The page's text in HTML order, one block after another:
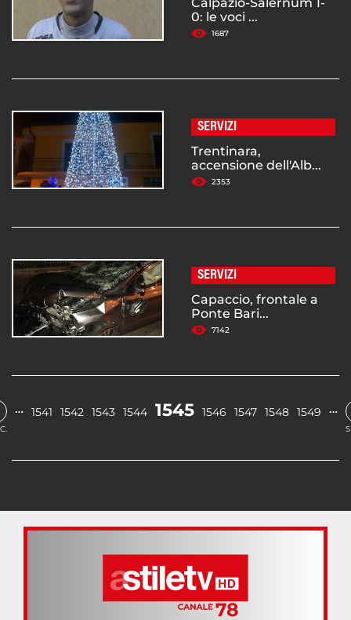
0: le voci ...
1687
SERVIZI
Trentinara,
accensione dell'Alb...
2353
SERVIZI
Capaccio, frontale a
Ponte Bari...
7142
… 1541 1542 1543 1544 1545 1546 1547 1548 1549 …